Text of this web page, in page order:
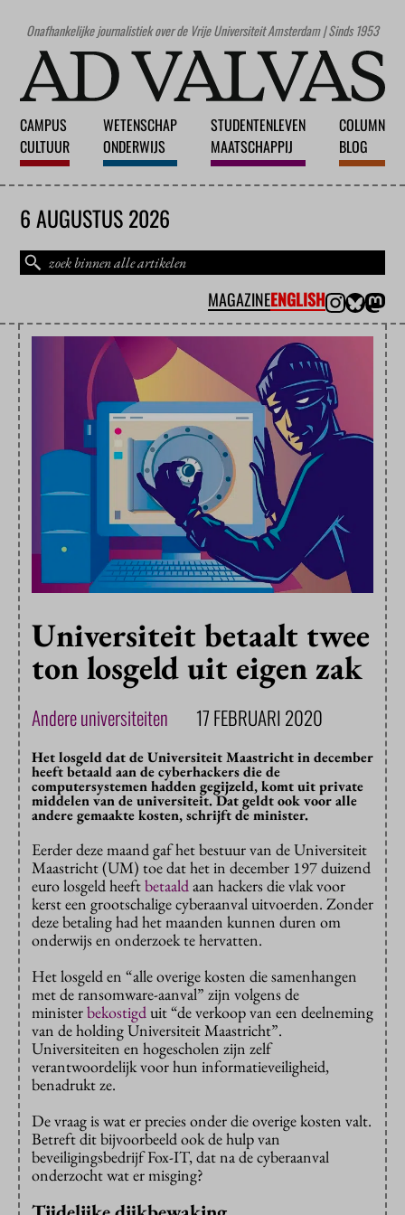
Onafhankelijke journalistiek over de Vrije Universiteit Amsterdam | Sinds 1953
CAMPUS
CULTUUR
WETENSCHAP
ONDERWIJS
STUDENTENLEVEN
MAATSCHAPPIJ
COLUMN
BLOG
6 AUGUSTUS 2026
MAGAZINEENGLISH
Universiteit betaalt twee
ton losgeld uit eigen zak
Andere universiteiten 17 FEBRUARI 2020
Het losgeld dat de Universiteit Maastricht in december
heeft betaald aan de cyberhackers die de
computersystemen hadden gegijzeld, komt uit private
middelen van de universiteit. Dat geldt ook voor alle
andere gemaakte kosten, schrijft de minister.
Eerder deze maand gaf het bestuur van de Universiteit
Maastricht (UM) toe dat het in december 197 duizend
euro losgeld heeftbetaaldaan hackers die vlak voor
kerst een grootschalige cyberaanval uitvoerden. Zonder
deze betaling had het maanden kunnen duren om
onderwijs en onderzoek te hervatten.
Het losgeld en “alle overige kosten die samenhangen
met de ransomware-aanval” zijn volgens de
ministerbekostigduit “de verkoop van een deelneming
van de holding Universiteit Maastricht”.
Universiteiten en hogescholen zijn zelf
verantwoordelijk voor hun informatieveiligheid,
benadrukt ze.
De vraag is wat er precies onder die overige kosten valt.
Betreft dit bijvoorbeeld ook de hulp van
beveiligingsbedrijf Fox-IT, dat na de cyberaanval
onderzocht wat er misging?